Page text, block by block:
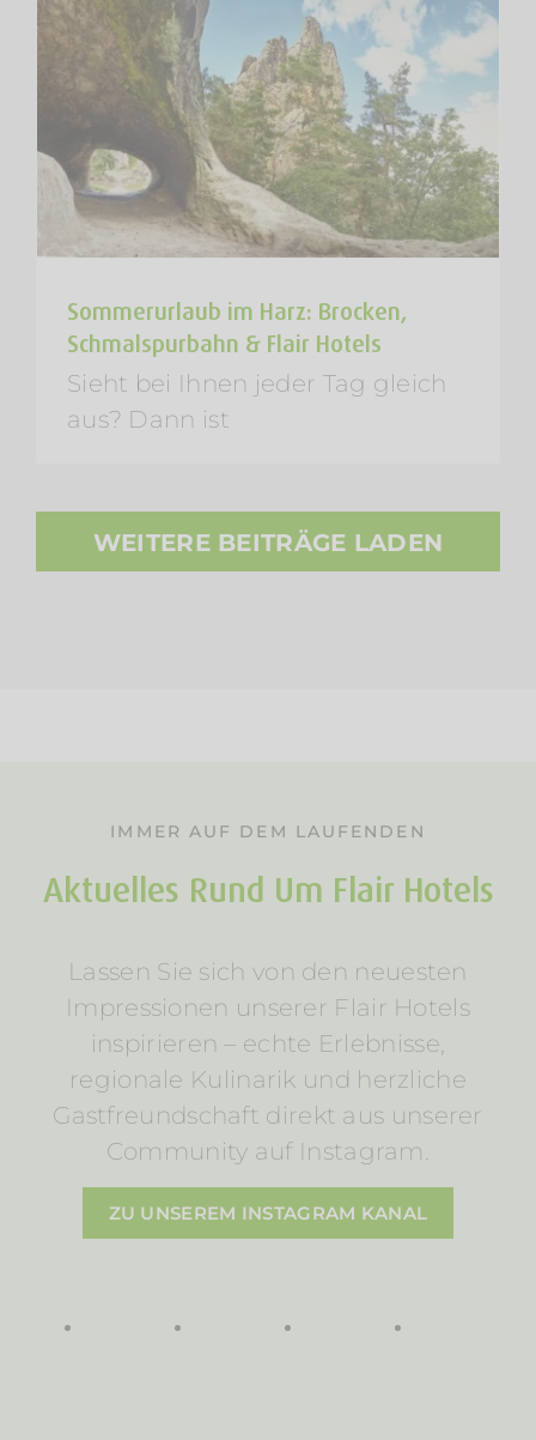
Sommerurlaub im Harz: Brocken,
Schmalspurbahn & Flair Hotels
Sieht bei Ihnen jeder Tag gleich
aus? Dann ist
WEITERE BEITRÄGE LADEN
IMMER AUF DEM LAUFENDEN
Aktuelles Rund Um Flair Hotels
Lassen Sie sich von den neuesten
Impressionen unserer Flair Hotels
inspirieren – echte Erlebnisse,
regionale Kulinarik und herzliche
Gastfreundschaft direkt aus unserer
Community auf Instagram.
ZU UNSEREM INSTAGRAM KANAL